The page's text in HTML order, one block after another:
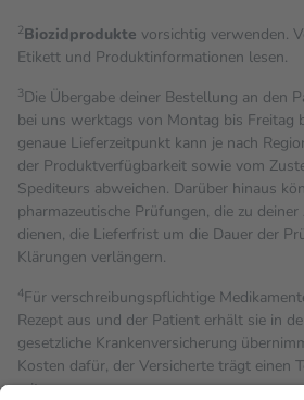
2Biozidprodukte vorsichtig verwenden.
Etikett und Produktinformationen lesen.
3Die Übergabe deiner Bestellung an den
bei uns werktags von Montag bis Freitag
genaue Lieferzeitpunkt kann je nach
der Produktverfügbarkeit sowie vom
Spediteurs abweichen. Darüber hinaus
pharmazeutische Prüfungen, die zu
dienen, die Lieferfrist um die Dauer der
Klärungen verlängern.
4Für verschreibungspflichtige
Rezept aus und der Patient erhält sie in
gesetzliche Krankenversicherung
Kosten dafür, der Versicherte trägt einen
mit.